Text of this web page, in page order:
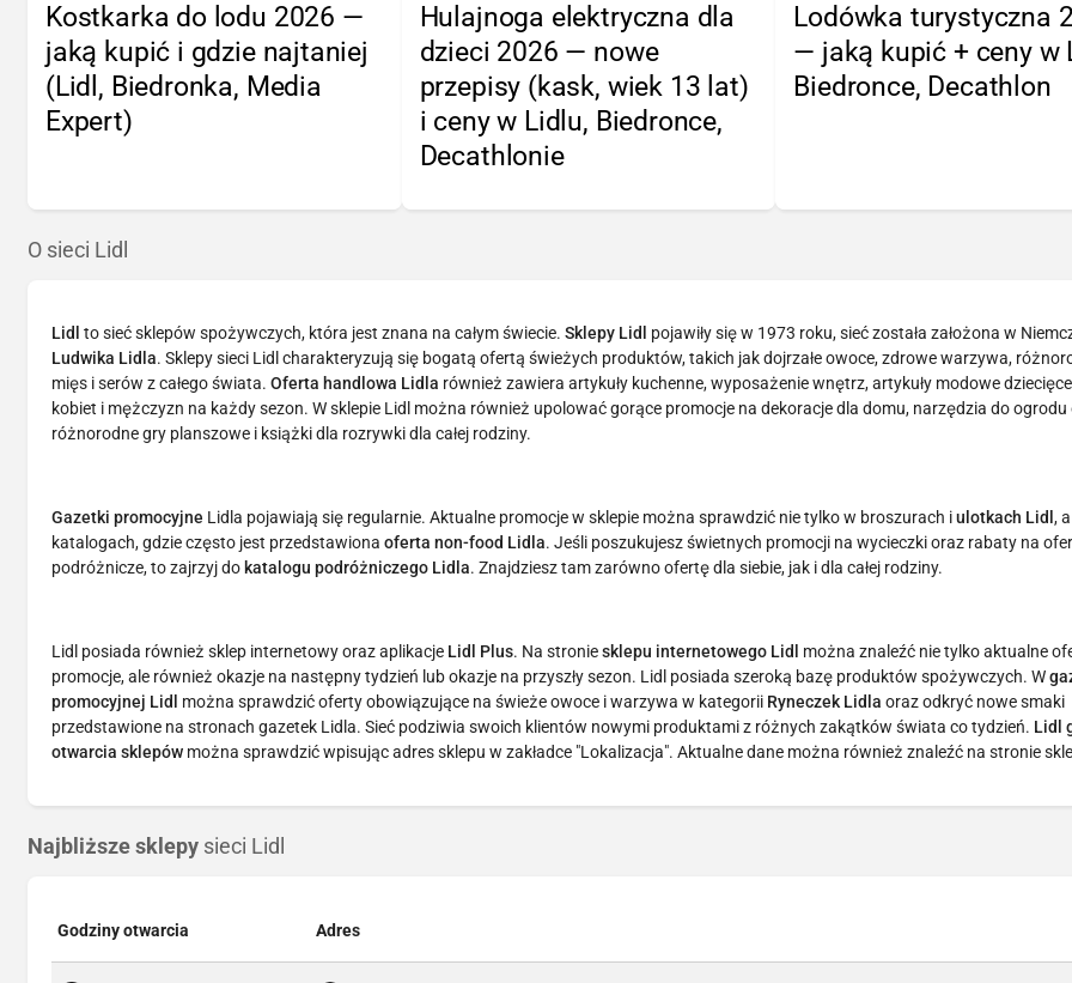
Kostkarka do lodu 2026 —
jaką kupić i gdzie najtaniej
(Lidl, Biedronka, Media
Expert)
Hulajnoga elektryczna dla
dzieci 2026 — nowe
przepisy (kask, wiek 13 lat)
i ceny w Lidlu, Biedronce,
Decathlonie
Lodówka turystyczna
— jaką kupić + ceny w
Biedronce, Decathlon
O sieci Lidl
Lidl to sieć sklepów spożywczych, która jest znana na całym świecie. Sklepy Lidl pojawiły się w 1973 roku, sieć została założona w
Ludwika Lidla. Sklepy sieci Lidl charakteryzują się bogatą ofertą świeżych produktów, takich jak dojrzałe owoce, zdrowe warzywa,
mięs i serów z całego świata. Oferta handlowa Lidla również zawiera artykuły kuchenne, wyposażenie wnętrz, artykuły modowe
kobiet i mężczyzn na każdy sezon. W sklepie Lidl można również upolować gorące promocje na dekoracje dla domu, narzędzia do ogrodu
różnorodne gry planszowe i książki dla rozrywki dla całej rodziny.
Gazetki promocyjne Lidla pojawiają się regularnie. Aktualne promocje w sklepie można sprawdzić nie tylko w broszurach iulotkach Lidl ,
katalogach, gdzie często jest przedstawiona oferta non-food Lidla. Jeśli poszukujesz świetnych promocji na wycieczki oraz rabaty na
podróżnicze, to zajrzyj do katalogu podróżniczego Lidla. Znajdziesz tam zarówno ofertę dla siebie, jak i dla całej rodziny.
Lidl posiada również sklep internetowy oraz aplikacje Lidl Plus. Na stroniesklepu internetowego Lidl
można znaleźć nie tylko aktualne
promocje, ale również okazje na następny tydzień lub okazje na przyszły sezon. Lidl posiada szeroką bazę produktów spożywczych. W
promocyjnej Lidl
można sprawdzić oferty obowiązujące na świeże owoce i warzywa w kategorii Ryneczek Lidla oraz odkryć nowe smaki
przedstawione na stronach gazetek Lidla. Sieć podziwia swoich klientów nowymi produktami z różnych zakątków świata co tydzień. Lidl
otwarcia sklepów można sprawdzić wpisując adres sklepu w zakładce "Lokalizacja". Aktualne dane można również znaleźć na stronie
Najbliższe sklepy sieci Lidl
Godziny otwarcia Adres